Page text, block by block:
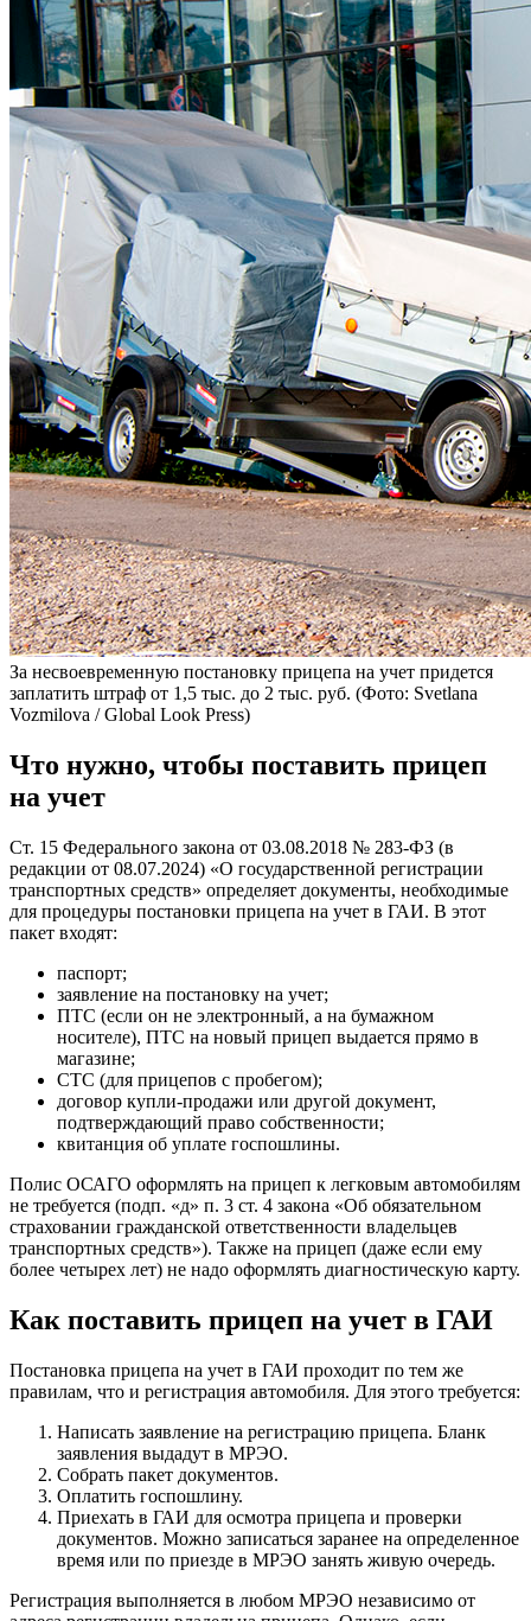
За несвоевременную постановку прицепа на учет придется
заплатить штраф от 1,5 тыс. до 2 тыс. руб. (Фото: Svetlana
Vozmilova / Global Look Press)
Что нужно, чтобы поставить прицеп
на учет
Ст. 15 Федерального закона от 03.08.2018 № 283-ФЗ (в
редакции от 08.07.2024) «О государственной регистрации
транспортных средств» определяет документы, необходимые
для процедуры постановки прицепа на учет в ГАИ. В этот
пакет входят:
паспорт;
заявление на постановку на учет;
ПТС (если он не электронный, а на бумажном
носителе), ПТС на новый прицеп выдается прямо в
магазине;
СТС (для прицепов с пробегом);
договор купли-продажи или другой документ,
подтверждающий право собственности;
квитанция об уплате госпошлины.
Полис ОСАГО оформлять на прицеп к легковым автомобилям
не требуется (подп. «д» п. 3 ст. 4 закона «Об обязательном
страховании гражданской ответственности владельцев
транспортных средств»). Также на прицеп (даже если ему
более четырех лет) не надо оформлять диагностическую карту.
Как поставить прицеп на учет в ГАИ
Постановка прицепа на учет в ГАИ проходит по тем же
правилам, что и регистрация автомобиля. Для этого требуется:
Написать заявление на регистрацию прицепа. Бланк
заявления выдадут в МРЭО.
Собрать пакет документов.
Оплатить госпошлину.
Приехать в ГАИ для осмотра прицепа и проверки
документов. Можно записаться заранее на определенное
время или по приезде в МРЭО занять живую очередь.
Регистрация выполняется в любом МРЭО независимо от